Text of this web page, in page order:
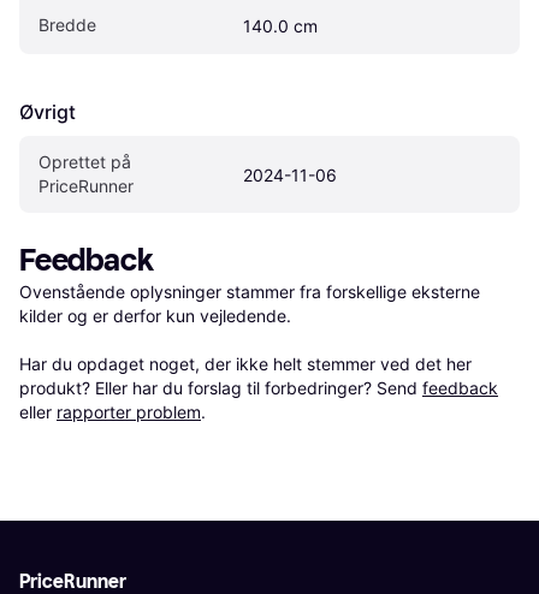
Bredde 140.0 cm
Øvrigt
Oprettet på
PriceRunner
2024-11-06
Feedback
Ovenstående oplysninger stammer fra forskellige eksterne
kilder og er derfor kun vejledende.
Har du opdaget noget, der ikke helt stemmer ved det her
produkt? Eller har du forslag til forbedringer? Send feedback
eller rapporter problem.
PriceRunner